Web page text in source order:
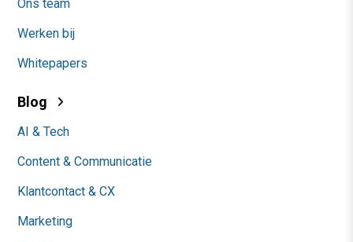
Ons team
Werken bij
Whitepapers
Blog
AI & Tech
Content & Communicatie
Klantcontact & CX
Marketing